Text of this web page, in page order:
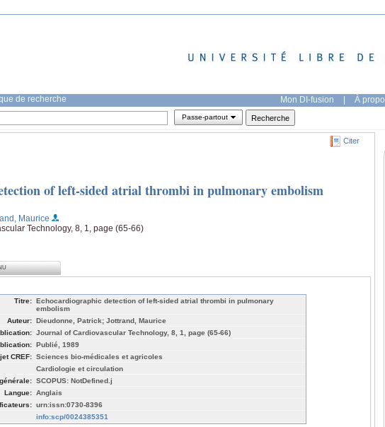
de recherche Mon DI-fusion | À
Passe-partout
Citer
of left-sided atrial thrombi in pulmonary embolism
Maurice
Technology, 8, 1, page (65-66)
Titre: Echocardiographic detection of left-sided atrial thrombi in pulmonary
embolism
Auteur: Dieudonne, Patrick; Jottrand, Maurice
Journal of Cardiovascular Technology, 8, 1, page (65-66)
Publié, 1989
CREF: Sciences bio-médicales et agricoles
Cardiologie et circulation
SCOPUS: NotDefined.j
Langue: Anglais
urn:issn:0730-8396
info:scp/0024385351